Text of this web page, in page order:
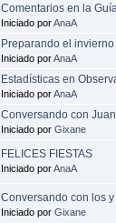
Comentarios en la
Iniciado porAnaA
Preparando el invierno
Iniciado porAnaA
Estadísticas en
Iniciado porAnaA
Conversando con
Iniciado porGixane
FELICES FIESTAS
Iniciado porAnaA
Conversando con los
Iniciado porGixane